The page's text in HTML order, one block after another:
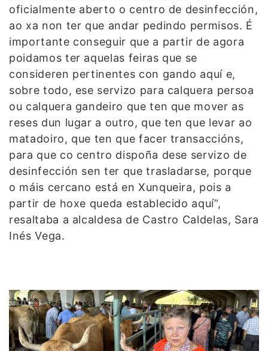
oficialmente aberto o centro de desinfección,
ao xa non ter que andar pedindo permisos. É
importante conseguir que a partir de agora
poidamos ter aquelas feiras que se
consideren pertinentes con gando aquí e,
sobre todo, ese servizo para calquera persoa
ou calquera gandeiro que ten que mover as
reses dun lugar a outro, que ten que levar ao
matadoiro, que ten que facer transaccións,
para que co centro dispoña dese servizo de
desinfección sen ter que trasladarse, porque
o máis cercano está en Xunqueira, pois a
partir de hoxe queda establecido aquí”,
resaltaba a alcaldesa de Castro Caldelas, Sara
Inés Vega.